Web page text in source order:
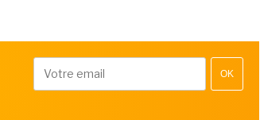
OK